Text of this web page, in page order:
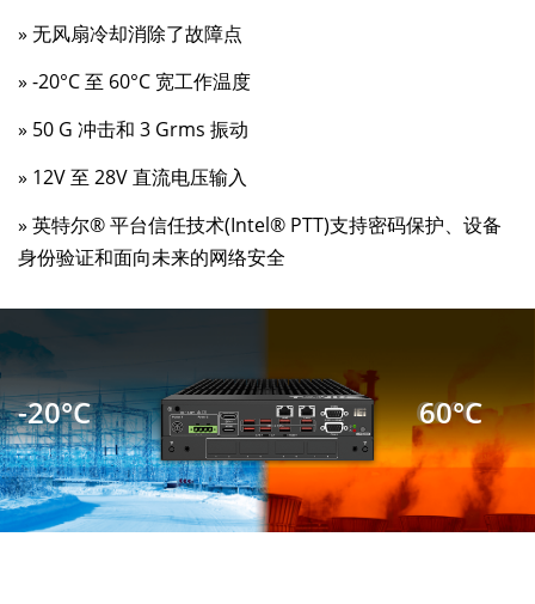
» 无风扇冷却消除了故障点
» -20°C 至 60°C 宽工作温度
» 50 G 冲击和 3 Grms 振动
» 12V 至 28V 直流电压输入
» 英特尔® 平台信任技术(Intel® PTT)支持密码保护、设备
身份验证和面向未来的网络安全
-20°C 60°C